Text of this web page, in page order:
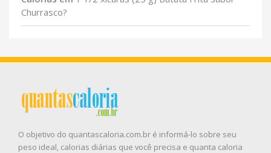
Churrasco?
O objetivo do quantascaloria.com.br é informá-lo sobre seu
peso ideal, calorias diárias que você precisa e quanta caloria